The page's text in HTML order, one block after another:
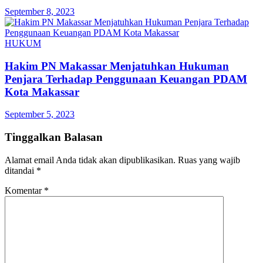
September 8, 2023
HUKUM
Hakim PN Makassar Menjatuhkan Hukuman
Penjara Terhadap Penggunaan Keuangan PDAM
Kota Makassar
September 5, 2023
Tinggalkan Balasan
Alamat email Anda tidak akan dipublikasikan. Ruas yang wajib
ditandai *
Komentar *